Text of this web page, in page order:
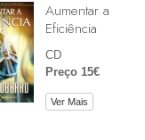
Aumentar a
Eficiência
CD
Preço 15€
Ver Mais